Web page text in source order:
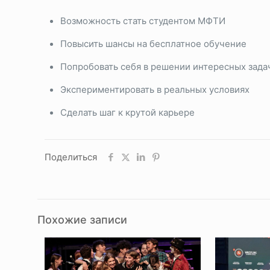
Возможность стать студентом МФТИ
Повысить шансы на бесплатное обучение
Попробовать себя в решении интересных
Экспериментировать в реальных условиях
Сделать шаг к крутой карьере
Поделиться
Похожие записи